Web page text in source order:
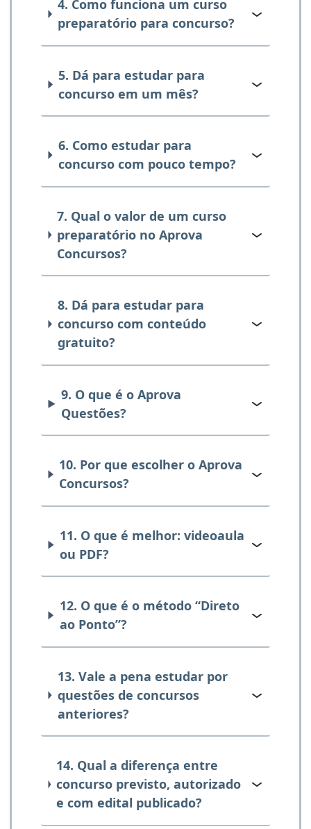
4. Como funciona um curso
preparatório para concurso?
5. Dá para estudar para
concurso em um mês?
6. Como estudar para
concurso com pouco tempo?
7. Qual o valor de um curso
preparatório no Aprova
Concursos?
8. Dá para estudar para
concurso com conteúdo
gratuito?
9. O que é o Aprova
Questões?
10. Por que escolher o Aprova
Concursos?
11. O que é melhor: videoaula
ou PDF?
12. O que é o método “Direto
ao Ponto”?
13. Vale a pena estudar por
questões de concursos
anteriores?
14. Qual a diferença entre
concurso previsto, autorizado
e com edital publicado?